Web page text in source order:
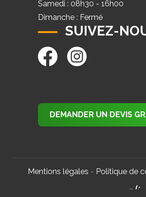
Samedi : 08h30 - 16h00
Dimanche : Fermé
SUIVEZ-
DEMANDER UN DEVIS
Mentions légales - Politique de